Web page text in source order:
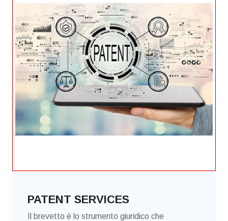
PATENT SERVICES
Il brevetto è lo strumento giuridico che